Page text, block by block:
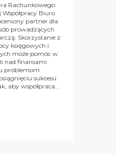
Rachunkowego:
Współpracy Biuro
partner dla
prowadzących
Skorzystanie z
księgowych i
może pomóc w
nad finansami
problemom
sukcesu
aby współpraca...